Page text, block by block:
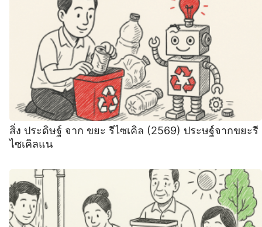
สิ่ง ประดิษฐ์ จาก ขยะ รีไซเคิล (2569) ประษฐ์จากขยะรี
ไซเคิลแน